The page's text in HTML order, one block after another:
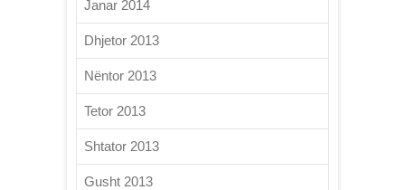
Janar 2014
Dhjetor 2013
Nëntor 2013
Tetor 2013
Shtator 2013
Gusht 2013